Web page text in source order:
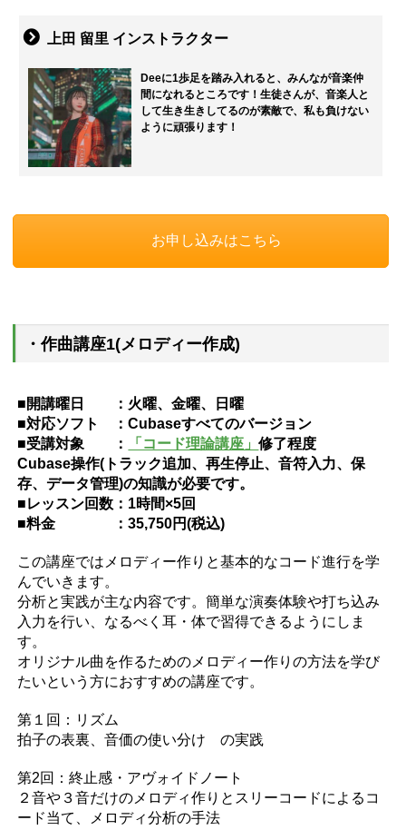
上田 留里 インストラクター
Deeに1歩足を踏み入れると、みんなが音楽仲
間になれるところです！生徒さんが、音楽人と
して生き生きしてるのが素敵で、私も負けない
ように頑張ります！
お申し込みはこちら
・作曲講座1(メロディー作成)
■開講曜日 ：火曜、金曜、日曜
■対応ソフト ：Cubaseすべてのバージョン
■受講対象 ：
「コード理論講座」修了程度
Cubase操作(トラック追加、再生停止、音符入力、保
存、データ管理)の知識が必要です。
■レッスン回数：1時間×5回
■料金 ：35,750円(税込)
この講座ではメロディー作りと基本的なコード進行を学
んでいきます。
分析と実践が主な内容です。簡単な演奏体験や打ち込み
入力を行い、なるべく耳・体で習得できるようにしま
す。
オリジナル曲を作るためのメロディー作りの方法を学び
たいという方におすすめの講座です。
第１回：リズム
拍子の表裏、音価の使い分け の実践
第2回：終止感・アヴォイドノート
２音や３音だけのメロディ作りとスリーコードによるコ
ード当て、メロディ分析の手法